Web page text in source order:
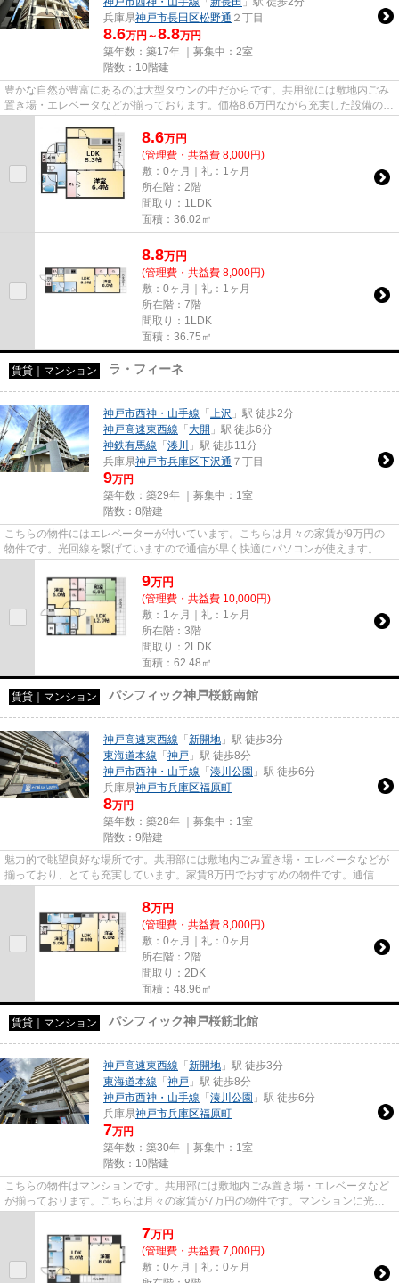
兵庫県神戸市長田区松野通 ２丁目
8.6万円～8.8万円
築年数：築17年 ｜募集中： 2室
階数：10階建
豊かな自然が豊富にあるのは大型タウンの中だからです。共用部には敷地内ごみ
置き場・エレベータなどが揃っております。価格8.6万円ながら充実した設備のこ
8.6万円
(管理費・共益費 8,000円)
敷：0ヶ月｜礼：1ヶ月
所在階：2階
間取り：1LDK
面積：36.02㎡
8.8万円
(管理費・共益費 8,000円)
敷：0ヶ月｜礼：1ヶ月
所在階：7階
間取り：1LDK
面積：36.75㎡
賃貸｜マンション ラ・フィーネ
神戸市西神・山手線 「 上沢 」駅 徒歩2分
神戸高速東西線 「 大開 」駅 徒歩6分
神鉄有馬線 「 湊川
」駅 徒歩11分
兵庫県神戸市兵庫区下沢通 ７丁目
9万円
築年数：築29年 ｜募集中： 1室
階数：8階建
こちらの物件にはエレベーターが付いています。こちらは月々の家賃が9万円の
物件です。光回線を繋げていますので通信が早く快適にパソコンが使えます。
9万円
(管理費・共益費 10,000円)
敷：1ヶ月｜礼：1ヶ月
所在階：3階
間取り：2LDK
面積：62.48㎡
賃貸｜マンション パシフィック神戸桜筋南館
神戸高速東西線 「 新開地 」駅 徒歩3分
東海道本線 「 神戸 」駅 徒歩8分
神戸市西神・山手線 「 湊川公園 」駅 徒歩6分
兵庫県神戸市兵庫区福原町
8万円
築年数：築28年 ｜募集中： 1室
階数：9階建
魅力的で眺望良好な場所です。共用部には敷地内ごみ置き場・エレベータなどが
揃っており、とても充実しています。家賃8万円でおすすめの物件です。通信速
8万円
(管理費・共益費 8,000円)
敷：0ヶ月｜礼：0ヶ月
所在階：2階
間取り：2DK
面積：48.96㎡
賃貸｜マンション パシフィック神戸桜筋北館
神戸高速東西線 「 新開地 」駅 徒歩3分
東海道本線 「 神戸 」駅 徒歩8分
神戸市西神・山手線 「 湊川公園 」駅 徒歩6分
兵庫県神戸市兵庫区福原町
7万円
築年数：築30年 ｜募集中： 1室
階数：10階建
こちらの物件はマンションです。共用部には敷地内ごみ置き場・エレベータなど
が揃っております。こちらは月々の家賃が7万円の物件です。マンションに光回
7万円
(管理費・共益費 7,000円)
敷：0ヶ月｜礼：0ヶ月